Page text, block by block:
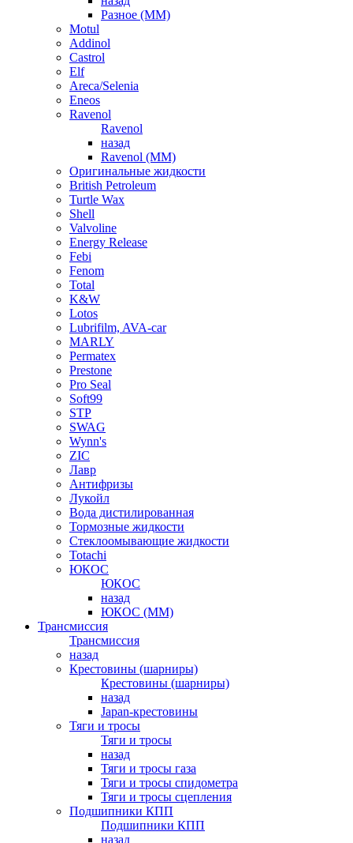
Разное (ММ)
Motul
Addinol
Castrol
Elf
Areca/Selenia
Eneos
Ravenol
Ravenol
назад
Ravenol (ММ)
Оригинальные жидкости
British Petroleum
Turtle Wax
Shell
Valvoline
Energy Release
Febi
Fenom
Total
K&W
Lotos
Lubrifilm, AVA-car
MARLY
Permatex
Prestone
Pro Seal
Soft99
STP
SWAG
Wynn's
ZIC
Лавр
Антифризы
Лукойл
Вода дистилированная
Тормозные жидкости
Стеклоомывающие жидкости
Totachi
ЮКОС
ЮКОС
назад
ЮКОС (ММ)
Трансмиссия
Трансмиссия
назад
Крестовины (шарниры)
Крестовины (шарниры)
назад
Japan-крестовины
Тяги и тросы
Тяги и тросы
назад
Тяги и тросы газа
Тяги и тросы спидометра
Тяги и тросы сцепления
Подшипники КПП
Подшипники КПП
назад